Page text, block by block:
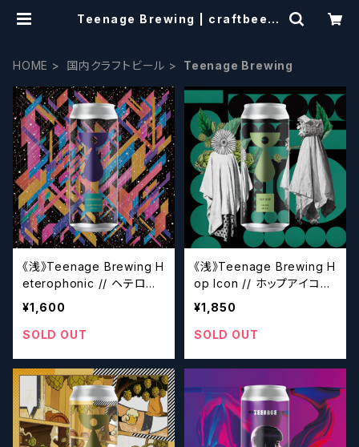
Teenage Brewing | craftbeers
HOME 国内クラフトビール Teenage Brewing
《浅》Teenage Brewing H
eterophonic // ヘテロフ
ォニック【クラフトビール】
¥1,600
SOLD OUT
《浅》Teenage Brewing H
op Icon // ホップアイコン
【クラフトビール】
¥1,850
SOLD OUT